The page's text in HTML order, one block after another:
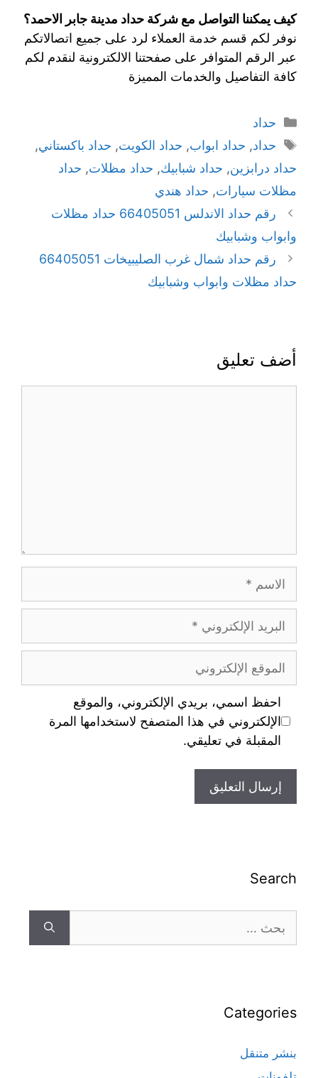
كيف يمكننا التواصل مع شركة حداد مدينة جابر الاحمد؟
نوفر لكم قسم خدمة العملاء لرد على جميع اتصالاتكم
عبر الرقم المتوافر على صفحتنا الالكترونية لنقدم لكم
كافة التفاصيل والخدمات المميزة
حداد
حداد, حداد ابواب, حداد الكويت, حداد باكستاني,
حداد درابزين, حداد شبابيك, حداد مظلات, حداد
مظلات سيارات, حداد هندي
رقم حداد الاندلس 66405051 حداد مظلات
وابواب وشبابيك
رقم حداد شمال غرب الصليبيخات 66405051
حداد مظلات وابواب وشبابيك
أضف تعليق
احفظ اسمي، بريدي الإلكتروني، والموقع
الإلكتروني في هذا المتصفح لاستخدامها المرة
المقبلة في تعليقي.
Search
Categories
بنشر متنقل